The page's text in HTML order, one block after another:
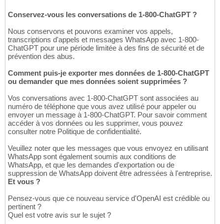
Conservez-vous les conversations de 1-800-ChatGPT ?
Nous conservons et pouvons examiner vos appels,
transcriptions d'appels et messages WhatsApp avec 1-800-
ChatGPT pour une période limitée à des fins de sécurité et de
prévention des abus.
Comment puis-je exporter mes données de 1-800-ChatGPT
ou demander que mes données soient supprimées ?
Vos conversations avec 1-800-ChatGPT sont associées au
numéro de téléphone que vous avez utilisé pour appeler ou
envoyer un message à 1-800-ChatGPT. Pour savoir comment
accéder à vos données ou les supprimer, vous pouvez
consulter notre Politique de confidentialité.
Veuillez noter que les messages que vous envoyez en utilisant
WhatsApp sont également soumis aux conditions de
WhatsApp, et que les demandes d'exportation ou de
suppression de WhatsApp doivent être adressées à l'entreprise.
Et vous ?
Pensez-vous que ce nouveau service d'OpenAI est crédible ou
pertinent ?
Quel est votre avis sur le sujet ?